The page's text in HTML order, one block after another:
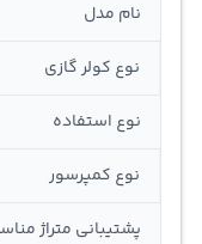
نام مدل
نوع کولر گازی
نوع استفاده
نوع کمپرسور
پشتیبانی متراژ